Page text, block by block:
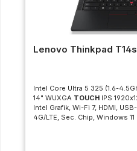
Lenovo Thinkpad T14s
Intel Core Ultra 5 325 (1.6-
14" WUXGA TOUCH IPS
Intel Grafik, Wi-Fi 7, HDMI,
4G/LTE, Sec. Chip, Windows